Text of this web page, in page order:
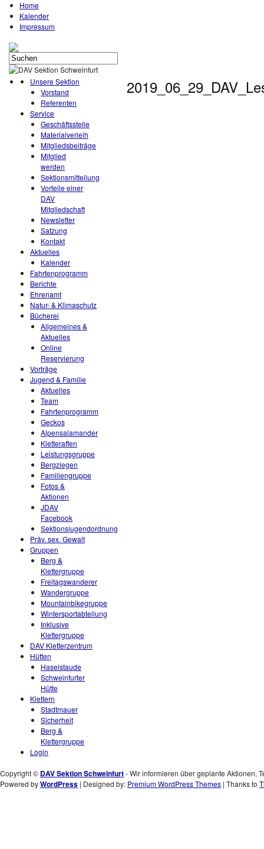
Home
Kalender
Impressum
Unsere Sektion
Vorstand
Referenten
Service
Geschäftsstelle
Materialverleih
Mitgliedsbeiträge
Mitglied
werden
Sektionsmitteilung
Vorteile einer
DAV
Mitgliedschaft
Newsletter
Satzung
Kontakt
Aktuelles
Kalender
Fahrtenprogramm
Berichte
Ehrenamt
Natur- & Klimaschutz
Bücherei
Allgemeines &
Aktuelles
Online
Reservierung
Vorträge
Jugend & Familie
Aktuelles
Team
Fahrtenprogramm
Geckos
Alpensalamander
Kletteraffen
Leistungsgruppe
Bergziegen
Familiengruppe
Fotos &
Aktionen
JDAV
Facebook
Sektionsjugendordnung
Präv. sex. Gewalt
Gruppen
Berg &
Klettergruppe
Freitagswanderer
Wandergruppe
Mountainbikegruppe
Wintersportabteilung
Inklusive
Klettergruppe
DAV Kletterzentrum
Hütten
Haselstaude
Schweinfurter
Hütte
Klettern
Stadtmauer
Sicherheit
Berg &
Klettergruppe
Login
Copyright © DAV Sektion Schweinfurt- Wir informieren über geplante Aktionen,
Powered byWordPress | Designed by: Premium WordPress Themes | Thanks to